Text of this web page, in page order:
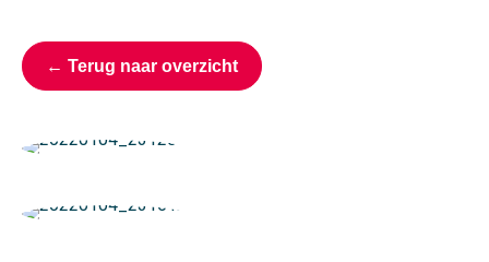
← Terug naar overzicht